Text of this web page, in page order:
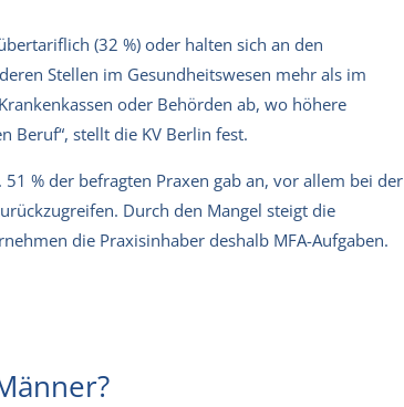
(32 %) oder halten sich an den
Stellen im Gesundheitswesen mehr als im
oder Behörden ab, wo höhere
Beruf“, stellt die KV Berlin fest.
% der befragten Praxen gab an, vor allem bei der
Durch den Mangel steigt die
die Praxisinhaber deshalb MFA-Aufgaben.